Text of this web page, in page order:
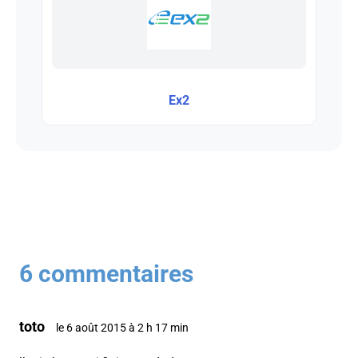
Ex2
6 commentaires
toto le 6 août 2015 à 2 h 17 min